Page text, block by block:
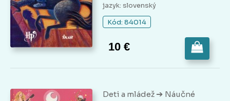
jazyk: slovenský
Kód: 84014
10 €
Deti a mládež ➔ Náučné